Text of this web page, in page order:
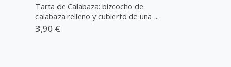
Tarta de Calabaza: bizcocho de
calabaza relleno y cubierto de una ...
3,90 €